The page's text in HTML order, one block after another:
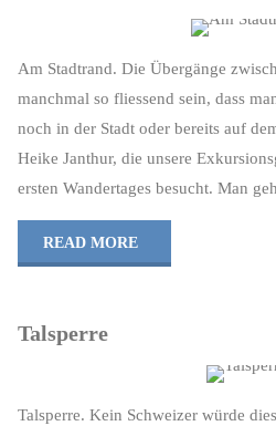
Am Stadtrand. Die Übergänge
manchmal so fliessend sein, dass
noch in der Stadt oder bereits auf
Heike Janthur, die unsere
ersten Wandertages besucht. Man
READ MORE
Talsperre
Talsperre. Kein Schweizer würde